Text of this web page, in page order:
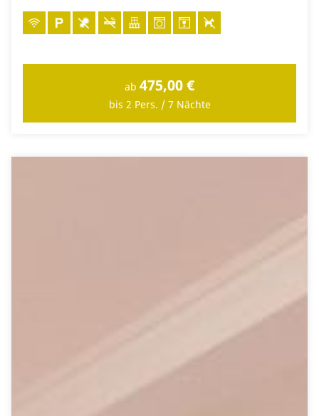
ab 475,00 €
bis 2 Pers. / 7 Nächte